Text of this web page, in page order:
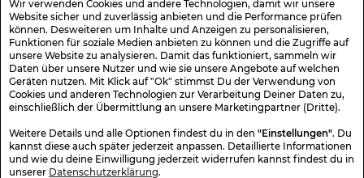
Wir verwenden Cookies und andere Technologien, damit wir unsere
Website sicher und zuverlässig anbieten und die Performance prüfen
können. Desweiteren um Inhalte und Anzeigen zu personalisieren,
Funktionen für soziale Medien anbieten zu können und die Zugriffe auf
unsere Website zu analysieren. Damit das funktioniert, sammeln wir
Daten über unsere Nutzer und wie sie unsere Angebote auf welchen
Geräten nutzen. Mit Klick auf "Ok" stimmst Du der Verwendung von
Cookies und anderen Technologien zur Verarbeitung Deiner Daten zu,
einschließlich der Übermittlung an unsere Marketingpartner (Dritte).
Weitere Details und alle Optionen findest du in den "Einstellungen". Du
kannst diese auch später jederzeit anpassen. Detaillierte Informationen
und wie du deine Einwilligung jederzeit widerrufen kannst findest du in
unserer Datenschutzerklärung.
Geschenk-Gutscheine
Versand & Rücksendung
Sicher Einkaufen